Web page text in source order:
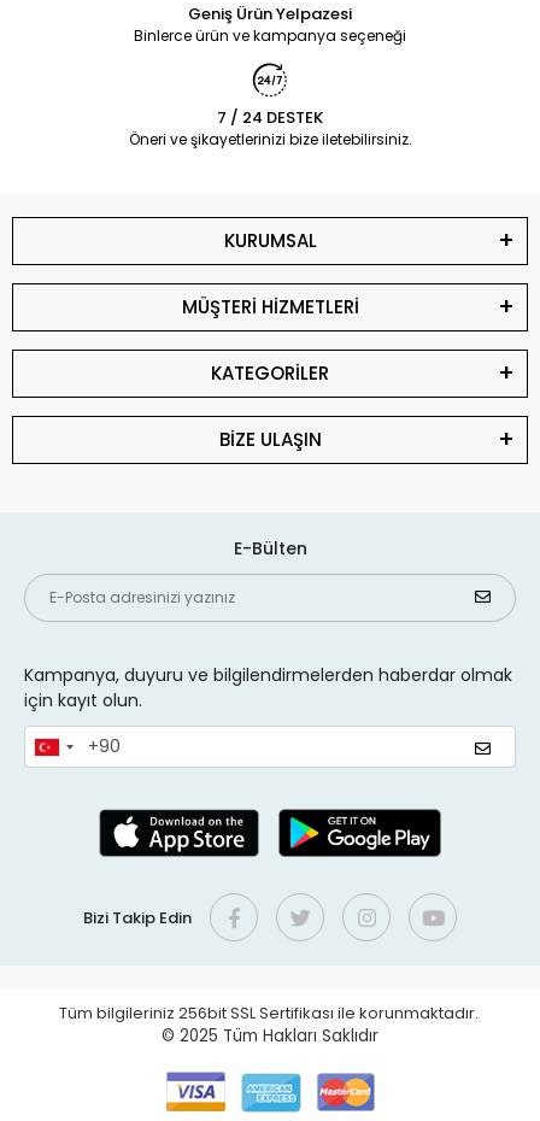
Geniş Ürün Yelpazesi
Binlerce ürün ve kampanya seçeneği
7 / 24 DESTEK
Öneri ve şikayetlerinizi bize iletebilirsiniz.
KURUMSAL
MÜŞTERİ HİZMETLERİ
KATEGORİLER
BİZE ULAŞIN
E-Bülten
Kampanya, duyuru ve bilgilendirmelerden haberdar olmak
için kayıt olun.
Bizi Takip Edin
Tüm bilgileriniz 256bit SSL Sertifikası ile korunmaktadır.
© 2025 Tüm Hakları Saklıdır